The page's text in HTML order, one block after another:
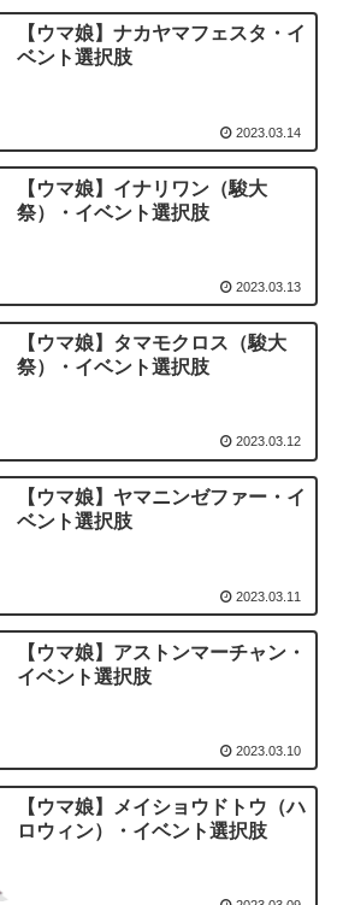
【ウマ娘】ナカヤマフェスタ・イ
ベント選択肢
2023.03.14
【ウマ娘】イナリワン（駿大
祭）・イベント選択肢
2023.03.13
【ウマ娘】タマモクロス（駿大
祭）・イベント選択肢
2023.03.12
【ウマ娘】ヤマニンゼファー・イ
ベント選択肢
2023.03.11
【ウマ娘】アストンマーチャン・
イベント選択肢
2023.03.10
【ウマ娘】メイショウドトウ（ハ
ロウィン）・イベント選択肢